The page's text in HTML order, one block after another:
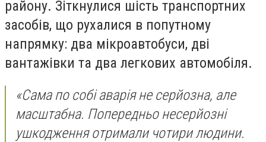
району. Зіткнулися шість транспортних
засобів, що рухалися в попутному
напрямку: два мікроавтобуси, дві
вантажівки та два легкових автомобіля.
«Сама по собі аварія не серйозна, але
масштабна. Попередньо несерйозні
ушкодження отримали чотири людини.